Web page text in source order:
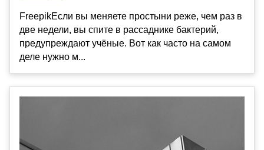
FreepikЕсли вы меняете простыни реже, чем раз в
две недели, вы спите в рассаднике бактерий,
предупреждают учёные. Вот как часто на самом
деле нужно м...